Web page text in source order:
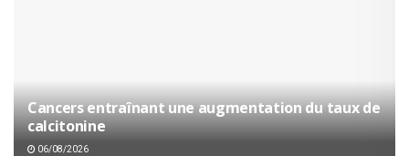
Cancers entraînant une augmentation du taux de
calcitonine
06/08/2026